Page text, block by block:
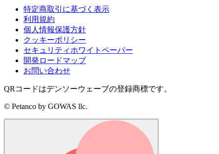
特定商取引に基づく表示
利用規約
個人情報保護方針
クッキーポリシー
セキュリティホワイトペーパー
開発ロードマップ
お問い合わせ
QRコードはデンソーウェーブの登録商標です。
© Petanco by GOWAS llc.